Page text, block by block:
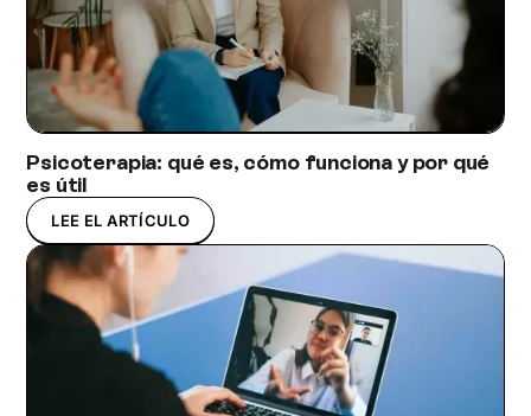
Psicoterapia: qué es, cómo funciona y por qué
es útil
LEE EL ARTÍCULO